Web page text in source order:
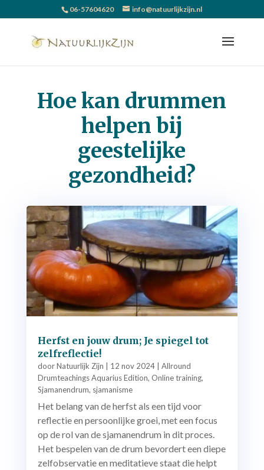
06-57604620 info@natuurlijkzijn.nl
Hoe kan drummen
helpen bij
geestelijke
gezondheid?
Herfst en jouw drum; Je spiegel tot
zelfreflectie!
doorNatuurlijk Zijn 12 nov 2024| Allround
Drumteachings Aquarius Edition, Online training,
Sjamanendrum, sjamanisme
Het belang van de herfst als een tijd voor
reflectie en persoonlijke groei, met een focus
op de rol van de sjamanendrum in dit proces.
Het bespelen van de drum bevordert een diepe
zelfobservatie en meditatieve staat die helpt